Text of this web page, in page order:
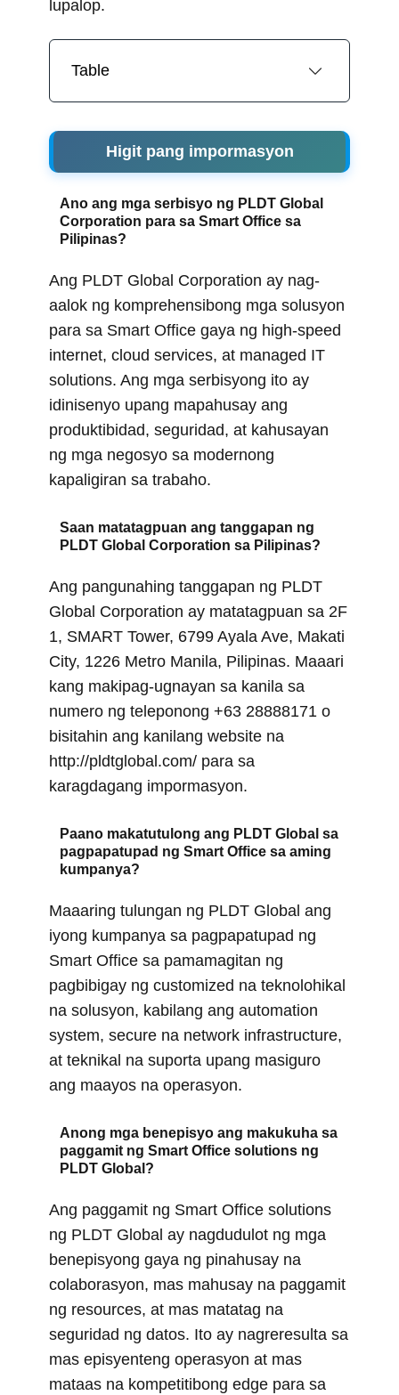
lupalop.
Table
Higit pang impormasyon
Ano ang mga serbisyo ng PLDT Global
Corporation para sa Smart Office sa
Pilipinas?
Ang PLDT Global Corporation ay nag-
aalok ng komprehensibong mga solusyon
para sa Smart Office gaya ng high-speed
internet, cloud services, at managed IT
solutions. Ang mga serbisyong ito ay
idinisenyo upang mapahusay ang
produktibidad, seguridad, at kahusayan
ng mga negosyo sa modernong
kapaligiran sa trabaho.
Saan matatagpuan ang tanggapan ng
PLDT Global Corporation sa Pilipinas?
Ang pangunahing tanggapan ng PLDT
Global Corporation ay matatagpuan sa 2F
1, SMART Tower, 6799 Ayala Ave, Makati
City, 1226 Metro Manila, Pilipinas. Maaari
kang makipag-ugnayan sa kanila sa
numero ng teleponong +63 28888171 o
bisitahin ang kanilang website na
http://pldtglobal.com/ para sa
karagdagang impormasyon.
Paano makatutulong ang PLDT Global sa
pagpapatupad ng Smart Office sa aming
kumpanya?
Maaaring tulungan ng PLDT Global ang
iyong kumpanya sa pagpapatupad ng
Smart Office sa pamamagitan ng
pagbibigay ng customized na teknolohikal
na solusyon, kabilang ang automation
system, secure na network infrastructure,
at teknikal na suporta upang masiguro
ang maayos na operasyon.
Anong mga benepisyo ang makukuha sa
paggamit ng Smart Office solutions ng
PLDT Global?
Ang paggamit ng Smart Office solutions
ng PLDT Global ay nagdudulot ng mga
benepisyong gaya ng pinahusay na
colaborasyon, mas mahusay na paggamit
ng resources, at mas matatag na
seguridad ng datos. Ito ay nagreresulta sa
mas episyenteng operasyon at mas
mataas na kompetitibong edge para sa